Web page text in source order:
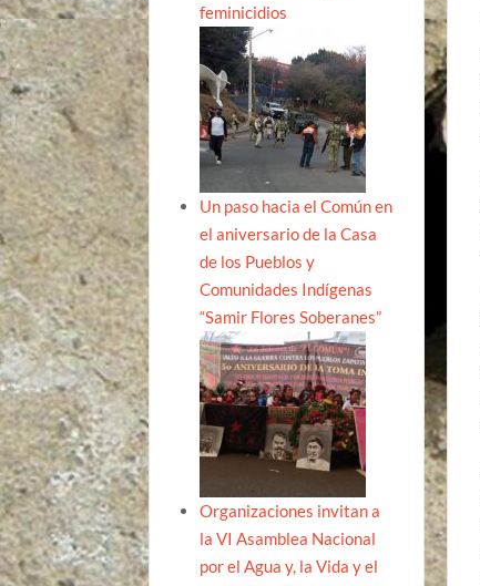
feminicidios
Un paso hacia el Común en
el aniversario de la Casa
de los Pueblos y
Comunidades Indígenas
“Samir Flores Soberanes”
Organizaciones invitan a
la VI Asamblea Nacional
por el Agua y, la Vida y el